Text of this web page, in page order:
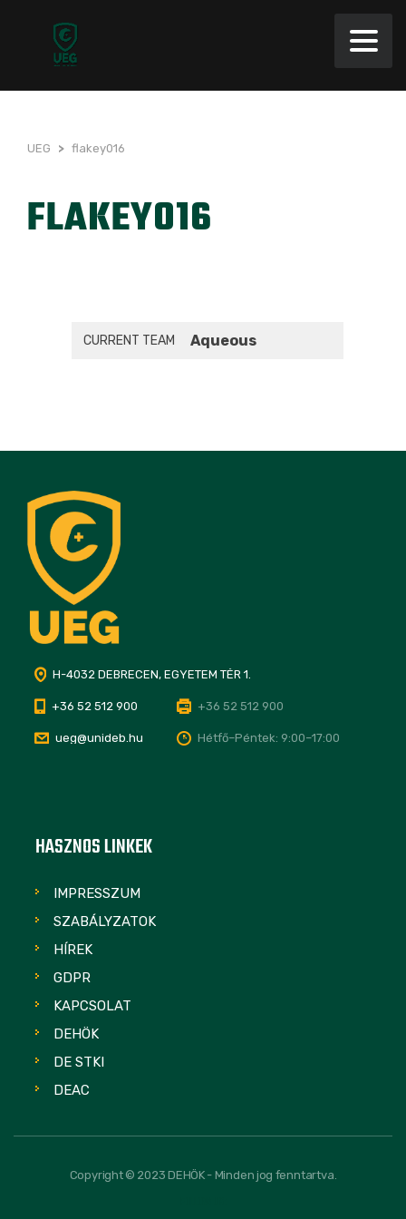
UEG > flakey016
FLAKEY016
CURRENT TEAM Aqueous
H-4032 DEBRECEN, EGYETEM TÉR 1.
+36 52 512 900 +36 52 512 900
ueg@unideb.hu Hétfő–Péntek: 9:00–17:00
HASZNOS LINKEK
IMPRESSZUM
SZABÁLYZATOK
HÍREK
GDPR
KAPCSOLAT
DEHÖK
DE STKI
DEAC
Copyright © 2023 DEHÖK - Minden jog fenntartva.